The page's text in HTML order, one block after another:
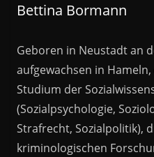
Bettina Bormann
Geboren in Neustadt an
aufgewachsen in
Studium der
(Sozialpsychologie,
Strafrecht, Sozialpolitik),
kriminologischen